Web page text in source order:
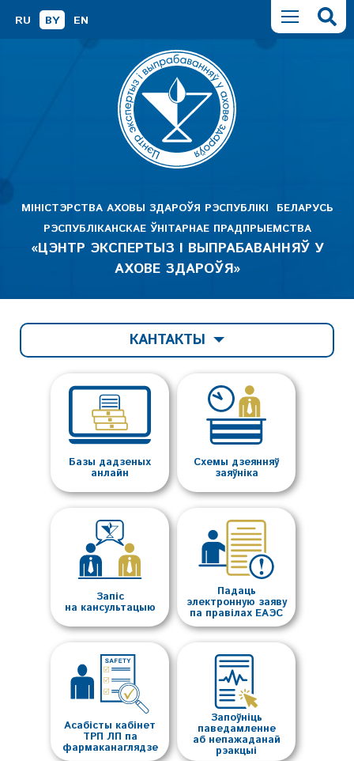
RU BY EN
МІНІСТЭРСТВА АХОВЫ ЗДАРОЎЯ РЭСПУБЛІКІ БЕЛАРУСЬ
РЭСПУБЛІКАНСКАЕ ЎНІТАРНАЕ ПРАДПРЫЕМСТВА
«ЦЭНТР ЭКСПЕРТЫЗ І ВЫПРАБАВАННЯЎ У
АХОВЕ ЗДАРОЎЯ»
КАНТАКТЫ
Базы дадзеных
анлайн
Схемы дзеянняў
заяўніка
Запіс
на кансультацыю
Падаць
электронную заяву
па правілах ЕАЭС
Асабісты кабінет
ТРП ЛП па
фармаканаглядзе
Запоўніць
паведамленне
аб непажаданай
рэакцыі